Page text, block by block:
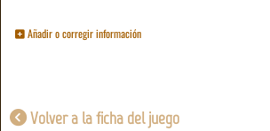
Añadir o corregir información
Volver a la ficha del juego